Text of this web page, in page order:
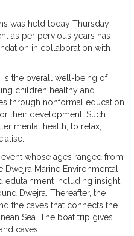
was held today Thursday
as per pervious years has
in collaboration with
is the overall well-being of
children healthy and
through nonformal education
their development. Such
mental health, to relax,
whose ages ranged from
Marine Environmental
edutainment including insight
Dwejra. Thereafter, the
the caves that connects the
Sea. The boat trip gives
caves.